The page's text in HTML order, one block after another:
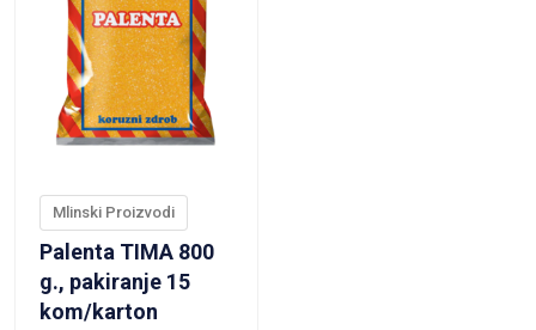
Mlinski Proizvodi
Palenta TIMA 800
g., pakiranje 15
kom/karton